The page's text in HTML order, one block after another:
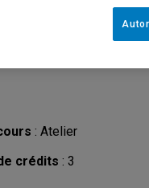
: Atelier
crédits : 3